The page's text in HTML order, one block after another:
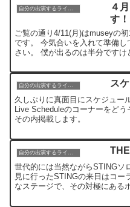
自分の出演するライブ情報
４
す！
ご覧の通り4/11(月)はmuseyの
です。 今気合いを入れて準備
さい。 僕が出るのは半分ですけ
自分の出演するライブ情報 ス
久しぶりに真面目にスケジュー
Live Scheduleのコーナーをどう
その内掲載します。
世代的には当然ながらSTINGソ
見に行ったSTINGの来日はコー
なステージで、その対極にある